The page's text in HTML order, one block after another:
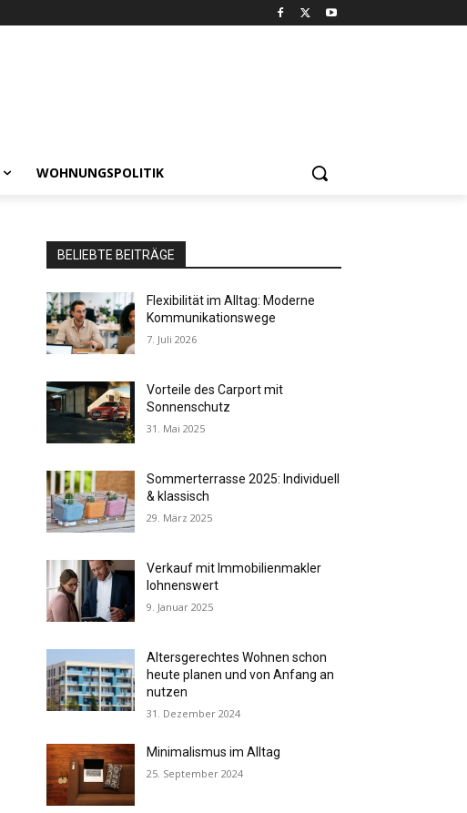
WOHNUNGSPOLITIK
BELIEBTE BEITRÄGE
Flexibilität im Alltag: Moderne
Kommunikationswege
7. Juli 2026
Vorteile des Carport mit
Sonnenschutz
31. Mai 2025
Sommerterrasse 2025: Individuell
& klassisch
29. März 2025
Verkauf mit Immobilienmakler
lohnenswert
9. Januar 2025
Altersgerechtes Wohnen schon
heute planen und von Anfang an
nutzen
31. Dezember 2024
Minimalismus im Alltag
25. September 2024